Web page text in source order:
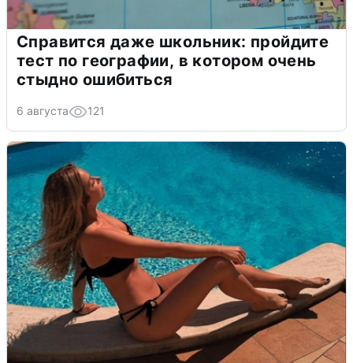
Справится даже школьник: пройдите
тест по географии, в котором очень
стыдно ошибиться
6 августа 121